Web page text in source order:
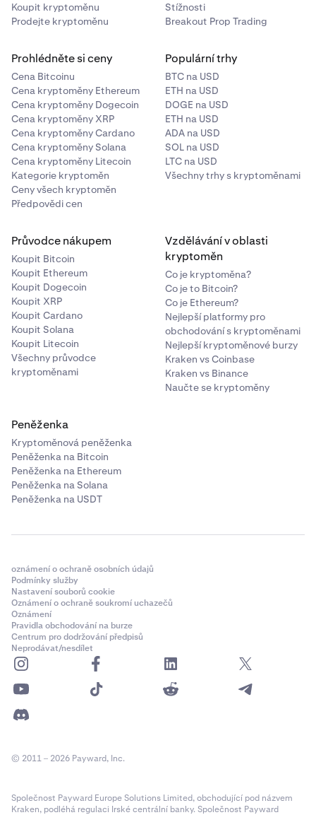
Koupit kryptoměnu
Prodejte kryptoměnu
Stížnosti
Breakout Prop Trading
Prohlédněte si ceny
Cena Bitcoinu
Cena kryptoměny Ethereum
Cena kryptoměny Dogecoin
Cena kryptoměny XRP
Cena kryptoměny Cardano
Cena kryptoměny Solana
Cena kryptoměny Litecoin
Kategorie kryptoměn
Ceny všech kryptoměn
Předpovědi cen
Populární trhy
BTC na USD
ETH na USD
DOGE na USD
ETH na USD
ADA na USD
SOL na USD
LTC na USD
Všechny trhy s kryptoměnami
Průvodce nákupem
Koupit Bitcoin
Koupit Ethereum
Koupit Dogecoin
Koupit XRP
Koupit Cardano
Koupit Solana
Koupit Litecoin
Všechny průvodce
kryptoměnami
Vzdělávání v oblasti
kryptoměn
Co je kryptoměna?
Co je to Bitcoin?
Co je Ethereum?
Nejlepší platformy pro
obchodování s kryptoměnami
Nejlepší kryptoměnové burzy
Kraken vs Coinbase
Kraken vs Binance
Naučte se kryptoměny
Peněženka
Kryptoměnová peněženka
Peněženka na Bitcoin
Peněženka na Ethereum
Peněženka na Solana
Peněženka na USDT
oznámení o ochraně osobních údajů
Podmínky služby
Nastavení souborů cookie
Oznámení o ochraně soukromí uchazečů
Oznámení
Pravidla obchodování na burze
Centrum pro dodržování předpisů
Neprodávat/nesdílet
© 2011 – 2026 Payward, Inc.
Společnost Payward Europe Solutions Limited, obchodující pod názvem
Kraken, podléhá regulaci Irské centrální banky. Společnost Payward